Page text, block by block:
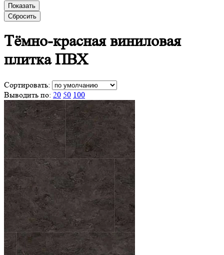
Показать
Сбросить
Тёмно-красная виниловая
плитка ПВХ
Сортировать:
Выводить по: 20 50 100